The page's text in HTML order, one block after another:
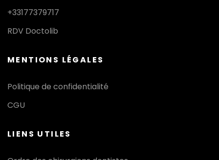
+33177379717
RDV Doctolib
MENTIONS LÉGALES
Politique de confidentialité
CGU
LIENS UTILES